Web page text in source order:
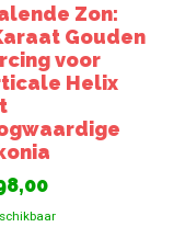
Zon:
Gouden
voor
Helix